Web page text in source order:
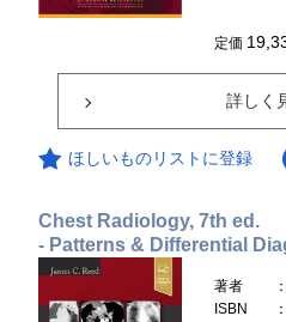
定価
詳しく
ほしいものリストに登録
Chest Radiology, 7th ed.
- Patterns & Differential
著者
ISBN